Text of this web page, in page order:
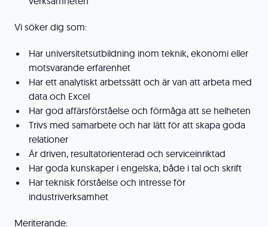
Vi söker dig som:
Har universitetsutbildning inom teknik, ekonomi eller
motsvarande erfarenhet
Har ett analytiskt arbetssätt och är van att arbeta med
data och Excel
Har god affärsförståelse och förmåga att se helheten
Trivs med samarbete och har lätt för att skapa goda
relationer
Är driven, resultatorienterad och serviceinriktad
Har goda kunskaper i engelska, både i tal och skrift
Har teknisk förståelse och intresse för
industriverksamhet
Meriterande: